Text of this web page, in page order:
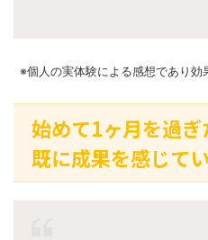
※個人の実体験による感想であり効
始めて1ヶ月を過ぎ
既に成果を感じて